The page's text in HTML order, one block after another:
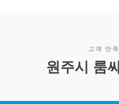
고객 만
원주시 룸